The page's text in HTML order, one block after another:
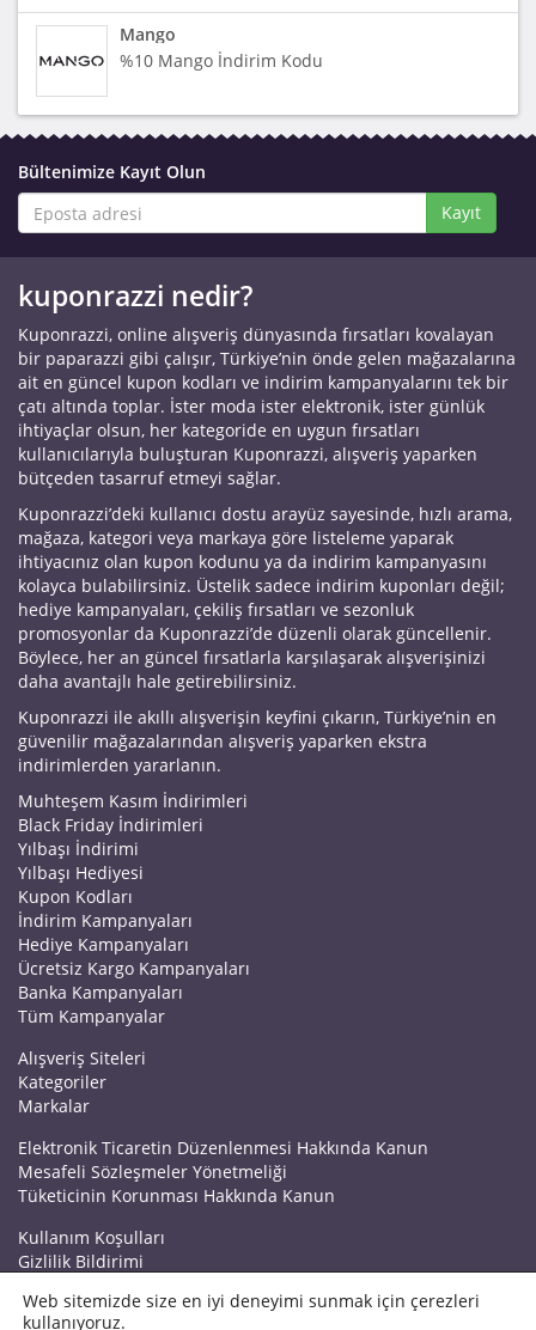
Mango
%10 Mango İndirim Kodu
Bültenimize Kayıt Olun
Kayıt
kuponrazzi nedir?
Kuponrazzi, online alışveriş dünyasında fırsatları kovalayan
bir paparazzi gibi çalışır, Türkiye’nin önde gelen mağazalarına
ait en güncel kupon kodları ve indirim kampanyalarını tek bir
çatı altında toplar. İster moda ister elektronik, ister günlük
ihtiyaçlar olsun, her kategoride en uygun fırsatları
kullanıcılarıyla buluşturan Kuponrazzi, alışveriş yaparken
bütçeden tasarruf etmeyi sağlar.
Kuponrazzi’deki kullanıcı dostu arayüz sayesinde, hızlı arama,
mağaza, kategori veya markaya göre listeleme yaparak
ihtiyacınız olan kupon kodunu ya da indirim kampanyasını
kolayca bulabilirsiniz. Üstelik sadece indirim kuponları değil;
hediye kampanyaları, çekiliş fırsatları ve sezonluk
promosyonlar da Kuponrazzi’de düzenli olarak güncellenir.
Böylece, her an güncel fırsatlarla karşılaşarak alışverişinizi
daha avantajlı hale getirebilirsiniz.
Kuponrazzi ile akıllı alışverişin keyfini çıkarın, Türkiye’nin en
güvenilir mağazalarından alışveriş yaparken ekstra
indirimlerden yararlanın.
Muhteşem Kasım İndirimleri
Black Friday İndirimleri
Yılbaşı İndirimi
Yılbaşı Hediyesi
Kupon Kodları
İndirim Kampanyaları
Hediye Kampanyaları
Ücretsiz Kargo Kampanyaları
Banka Kampanyaları
Tüm Kampanyalar
Alışveriş Siteleri
Kategoriler
Markalar
Elektronik Ticaretin Düzenlenmesi Hakkında Kanun
Mesafeli Sözleşmeler Yönetmeliği
Tüketicinin Korunması Hakkında Kanun
Kullanım Koşulları
Gizlilik Bildirimi
Kuponrazzi Blog
Web sitemizde size en iyi deneyimi sunmak için çerezleri
kullanıyoruz.